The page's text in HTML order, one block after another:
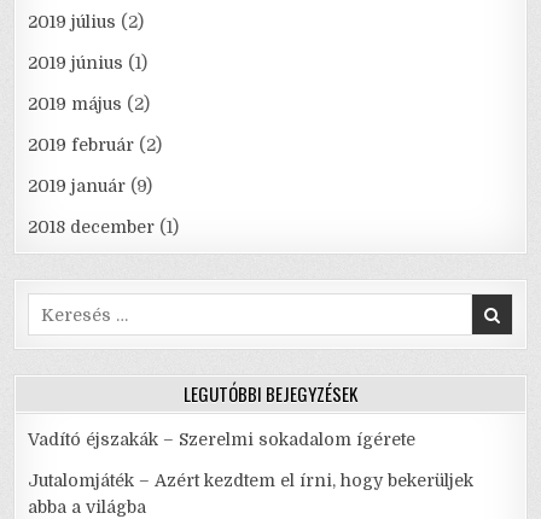
2019 július (2)
2019 június (1)
2019 május (2)
2019 február (2)
2019 január (9)
2018 december (1)
Search
for:
LEGUTÓBBI BEJEGYZÉSEK
Vadító éjszakák – Szerelmi sokadalom ígérete
Jutalomjáték – Azért kezdtem el írni, hogy bekerüljek
abba a világba